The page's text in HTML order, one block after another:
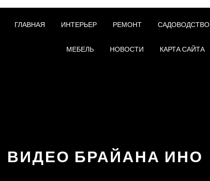
ГЛАВНАЯ ИНТЕРЬЕР РЕМОНТ САДОВОДСТВО
МЕБЕЛЬ НОВОСТИ КАРТА САЙТА
ВИДЕО БРАЙАНА ИНО